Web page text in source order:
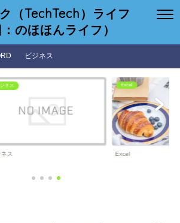
（TechTech）ライフ
：のほほんライフ）
ビジネス
ネス
ス
Excel
Excel